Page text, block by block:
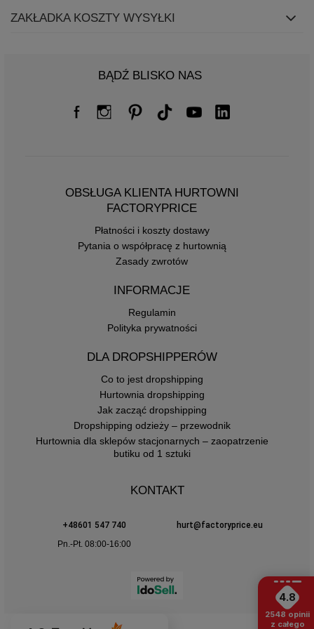
ZAKŁADKA KOSZTY WYSYŁKI
BĄDŹ BLISKO NAS
OBSŁUGA KLIENTA HURTOWNI
FACTORYPRICE
Płatności i koszty dostawy
Pytania o współpracę z hurtownią
Zasady zwrotów
INFORMACJE
Regulamin
Polityka prywatności
DLA DROPSHIPPERÓW
Co to jest dropshipping
Hurtownia dropshipping
Jak zacząć dropshipping
Dropshipping odzieży – przewodnik
Hurtownia dla sklepów stacjonarnych – zaopatrzenie
butiku od 1 sztuki
KONTAKT
+48601 547 740
hurt@factoryprice.eu
Pn.-Pt. 08:00-16:00
4.8
2548 opinii
z całego